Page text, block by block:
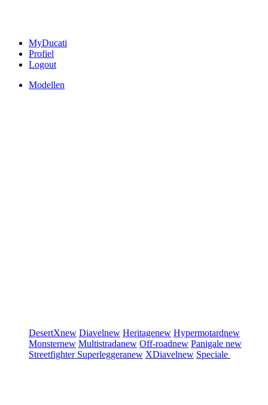
MyDucati
Profiel
Logout
Modellen
DesertXnew Diavelnew Heritagenew Hypermotardnew
Monsternew Multistradanew Off-roadnew Panigale new
Streetfighter Superleggeranew XDiavelnew Speciale